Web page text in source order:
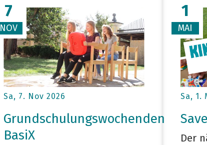
7
NOV
Sa, 7. Nov 2026
Grundschulungswochenden
BasiX
1
MAI
Sa, 1.
Der